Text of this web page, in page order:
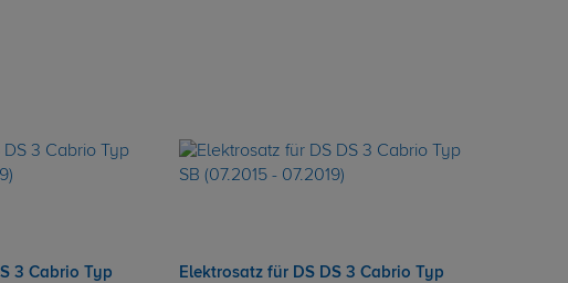
3 Cabrio Typ
Elektrosatz für DS DS 3 Cabrio Typ